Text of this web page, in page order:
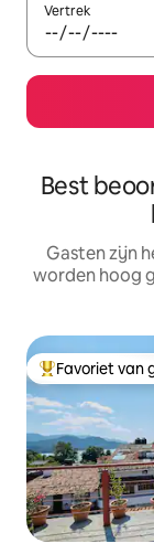
Vertrek
Best
Gasten zijn
worden hoog
Topfavoriet
Favoriet van